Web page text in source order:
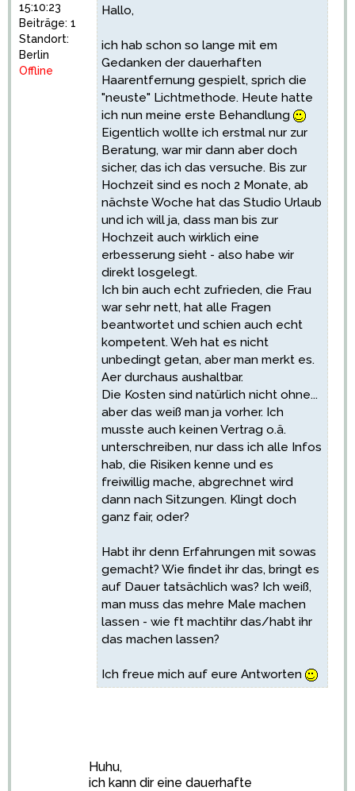
15:10:23
Beiträge: 1
Standort:
Berlin
Offline
Hallo,
ich hab schon so lange mit em
Gedanken der dauerhaften
Haarentfernung gespielt, sprich die
"neuste" Lichtmethode. Heute hatte
ich nun meine erste Behandlung
Eigentlich wollte ich erstmal nur zur
Beratung, war mir dann aber doch
sicher, das ich das versuche. Bis zur
Hochzeit sind es noch 2 Monate, ab
nächste Woche hat das Studio Urlaub
und ich will ja, dass man bis zur
Hochzeit auch wirklich eine
erbesserung sieht - also habe wir
direkt losgelegt.
Ich bin auch echt zufrieden, die Frau
war sehr nett, hat alle Fragen
beantwortet und schien auch echt
kompetent. Weh hat es nicht
unbedingt getan, aber man merkt es.
Aer durchaus aushaltbar.
Die Kosten sind natürlich nicht ohne...
aber das weiß man ja vorher. Ich
musste auch keinen Vertrag o.ä.
unterschreiben, nur dass ich alle Infos
hab, die Risiken kenne und es
freiwillig mache, abgrechnet wird
dann nach Sitzungen. Klingt doch
ganz fair, oder?
Habt ihr denn Erfahrungen mit sowas
gemacht? Wie findet ihr das, bringt es
auf Dauer tatsächlich was? Ich weiß,
man muss das mehre Male machen
lassen - wie ft machtihr das/habt ihr
das machen lassen?
Ich freue mich auf eure Antworten
Huhu,
ich kann dir eine dauerhafte